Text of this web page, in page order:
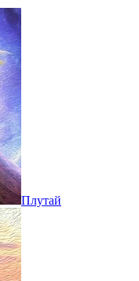
Плутай